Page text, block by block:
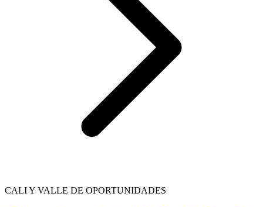
CALI Y VALLE DE OPORTUNIDADES